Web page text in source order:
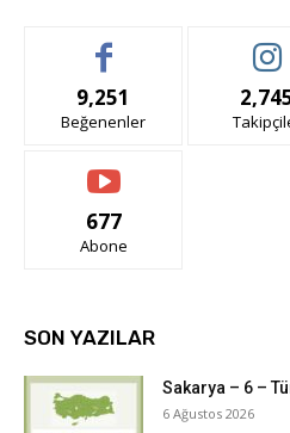
9,251
Beğenenler
677
Abone
SON YAZILAR
Sakarya – 6 –
6 Ağustos 2026